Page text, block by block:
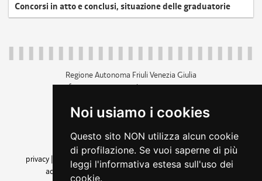
Noi usiamo i cookies
Questo sito NON utilizza alcun cookie
di profilazione. Se vuoi saperne di più
leggi l'informativa estesa sull'uso dei
cookie.
Concorsi in atto e conclusi, situazione delle graduatorie
Regione Autonoma Friuli Venezia Giulia
c.f. 80014930327; p.iva 00526040324
+39 040 3771111
amministrazione trasparente
privacy
cookie |note legali accessibilità
dichiarazione di
accessibilità| feedback cambio preferenze cookie